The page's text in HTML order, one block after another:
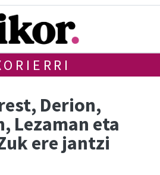
Derion,
Lezaman eta
ere jantzi